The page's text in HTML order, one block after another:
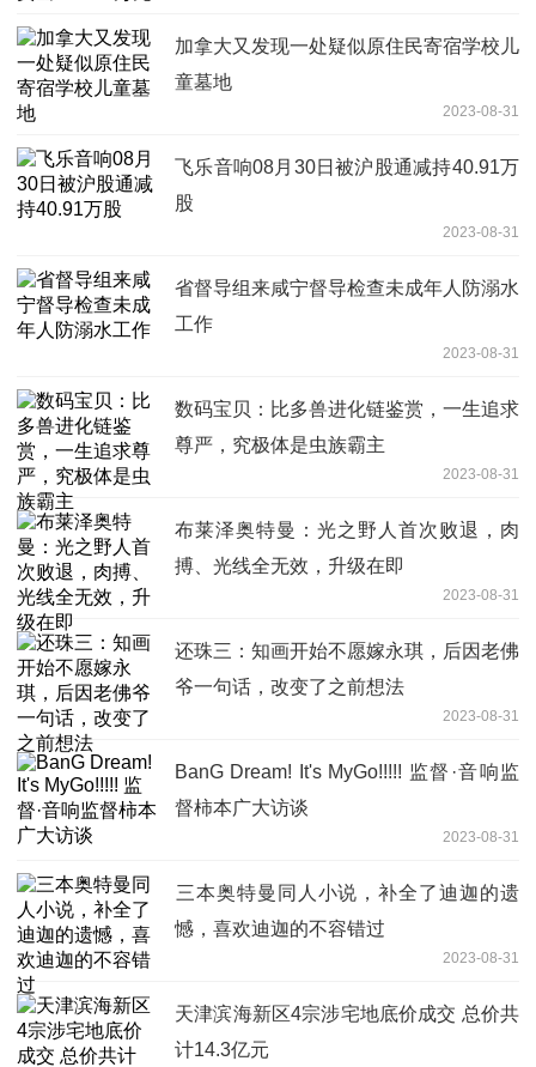
加拿大又发现一处疑似原住民寄宿学校儿
童墓地
2023-08-31
飞乐音响08月30日被沪股通减持40.91万
股
2023-08-31
省督导组来咸宁督导检查未成年人防溺水
工作
2023-08-31
数码宝贝：比多兽进化链鉴赏，一生追求
尊严，究极体是虫族霸主
2023-08-31
布莱泽奥特曼：光之野人首次败退，肉
搏、光线全无效，升级在即
2023-08-31
还珠三：知画开始不愿嫁永琪，后因老佛
爷一句话，改变了之前想法
2023-08-31
BanG Dream! It's MyGo!!!!! 监督·音响监
督柿本广大访谈
2023-08-31
​三本奥特曼同人小说，补全了迪迦的遗
憾，喜欢迪迦的不容错过
2023-08-31
天津滨海新区4宗涉宅地底价成交 总价共
计14.3亿元